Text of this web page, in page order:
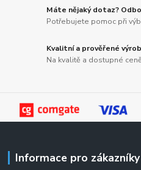
Máte nějaký dotaz?
Potřebujete pomoc při
Kvalitní a prověřené
Na kvalitě a dostupné
Informace pro zákazníky